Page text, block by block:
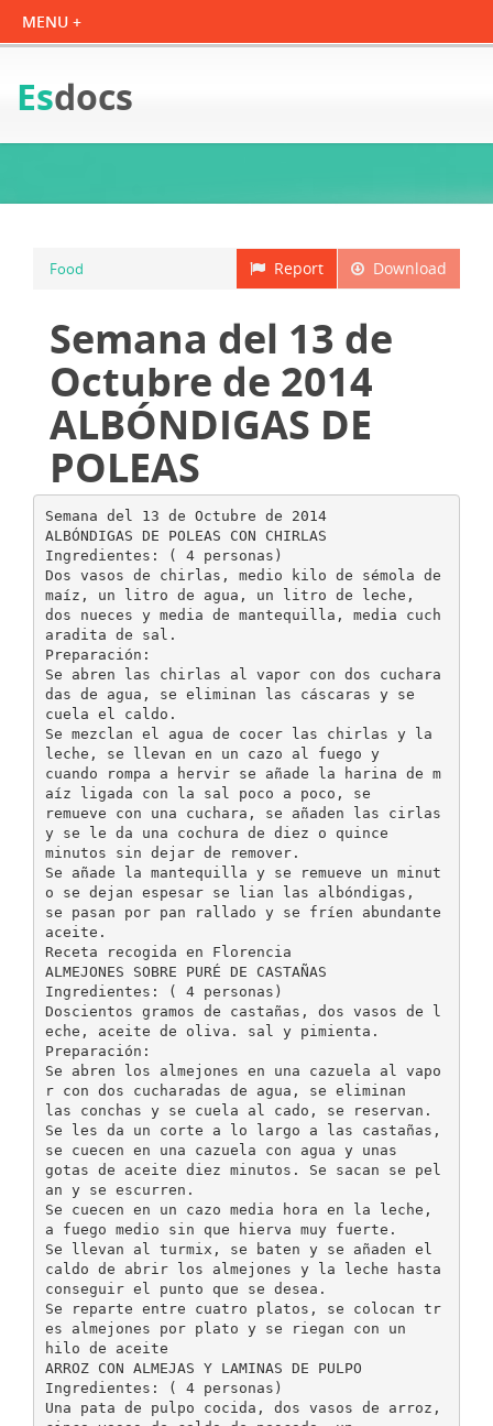
Esdocs
Download
Report
Food
Semana del 13 de
Octubre de 2014
ALBÓNDIGAS DE
POLEAS
Semana del 13 de Octubre de 2014
ALBÓNDIGAS DE POLEAS CON CHIRLAS
Ingredientes: ( 4 personas)
Dos vasos de chirlas, medio kilo de sémola de
maíz, un litro de agua, un litro de leche,
dos nueces y media de mantequilla, media cuch
aradita de sal.
Preparación:
Se abren las chirlas al vapor con dos cuchara
das de agua, se eliminan las cáscaras y se
cuela el caldo.
Se mezclan el agua de cocer las chirlas y la
leche, se llevan en un cazo al fuego y
cuando rompa a hervir se añade la harina de m
aíz ligada con la sal poco a poco, se
remueve con una cuchara, se añaden las cirlas
y se le da una cochura de diez o quince
minutos sin dejar de remover.
Se añade la mantequilla y se remueve un minut
o se dejan espesar se lian las albóndigas,
se pasan por pan rallado y se fríen abundante
aceite.
Receta recogida en Florencia
ALMEJONES SOBRE PURÉ DE CASTAÑAS
Ingredientes: ( 4 personas)
Doscientos gramos de castañas, dos vasos de l
eche, aceite de oliva. sal y pimienta.
Preparación:
Se abren los almejones en una cazuela al vapo
r con dos cucharadas de agua, se eliminan
las conchas y se cuela al cado, se reservan.
Se les da un corte a lo largo a las castañas,
se cuecen en una cazuela con agua y unas
gotas de aceite diez minutos. Se sacan se pel
an y se escurren.
Se cuecen en un cazo media hora en la leche,
a fuego medio sin que hierva muy fuerte.
Se llevan al turmix, se baten y se añaden el
caldo de abrir los almejones y la leche hasta
conseguir el punto que se desea.
Se reparte entre cuatro platos, se colocan tr
es almejones por plato y se riegan con un
hilo de aceite
ARROZ CON ALMEJAS Y LAMINAS DE PULPO
Ingredientes: ( 4 personas)
Una pata de pulpo cocida, dos vasos de arroz,